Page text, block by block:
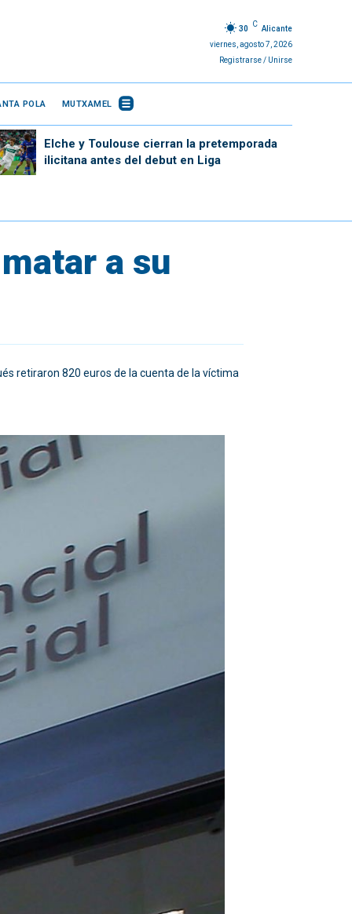
30
C
Alicante
viernes, agosto 7, 2026
Registrarse / Unirse
POLA MUTXAMEL
Elche y Toulouse cierran la pretemporada
ilicitana antes del debut en Liga
a su
retiraron 820 euros de la cuenta de la víctima